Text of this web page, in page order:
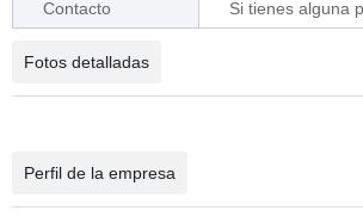
Contacto
Si tienes alguna
Fotos detalladas
Perfil de la empresa